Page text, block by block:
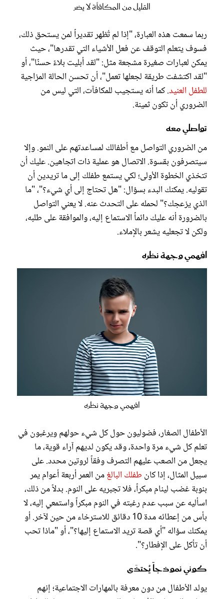
القليل من المكافأة لا يضر
ربما سمعت هذه العبارة، "إذا لم تُظهر تقديراً لمن يستحق ذلك،
فسوف يتعلم التوقف عن فعل الأشياء التي تقدرها"، حيث
يمكن لعبارات صغيرة مشجعة مثل: "لقد أبليت بلاءً حسنًا"، أو
"لقد اكتشفت طريقة لجعلها تعمل"، أن تحسن الحالة المزاجية
للطفل العنيد. كما أنه يستجيب للمكافآت، التي ليس من
الضروري أن تكون ثمينة.
تواصلي معه
من الضروري التواصل مع أطفالك لمساعدتهم على النمو. وإلا
سيتصرفون بقسوة. الاتصال هو عملية ذات اتجاهين. عليك أن
تتخذي الخطوة الأولى؛ لكي يستمع طفلك إلى ما تريدين أن
تقوليه. يمكنك البدء بسؤال: "هل تحتاج إلى أي شيء؟"، "ما
الذي يزعجك؟" لحمله على التحدث عنه. لا يعني التواصل
بالضرورة أنه عليك دائماً الاستماع إليه، والموافقة على طلبه،
ولكن لا تجعليه يشعر بالإملاء.
افهمي وجهة نظره
افهمي وجهة نظره
الأطفال الصغار، فضوليون حول كل شيء حولهم ويرغبون في
تعلم كل شيء مرة واحدة، وقد يكون لديهم آراء قوية، ما
يجعل من الصعب عليهم التصرف وفقاً لروتين محدد. على
سبيل المثال، إذا كان طفلك البالغمن العمر أربعة أعوام يمر
بنوبة غضب لينام مبكراً، فلا تجبريه على النوم. بدلاً من ذلك،
اسأليه عن سبب عدم رغبته في النوم مبكراً واستمعي إليه، لا
بأس من إعطائه مدة 10 دقائق للاسترخاء من حين لآخر. أو
يمكنك سؤاله "أي قصة تريد الاستماع إليها؟"، أو "ماذا تحب
أن تأكل على الإفطار؟".
كوني نموذجاً يُحتذَى
يولد الأطفال من دون معرفة بالمهارات الاجتماعية؛ إنهم